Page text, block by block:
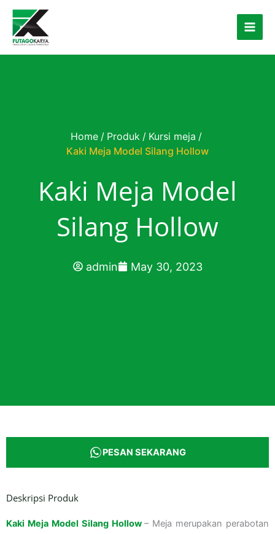
Skip to content
Home / Produk / Kursi meja /
Kaki Meja Model Silang Hollow
Kaki Meja Model
Silang Hollow
admin May 30, 2023
PESAN SEKARANG
Deskripsi Produk
Kaki Meja Model Silang Hollow– Meja merupakan perabotan